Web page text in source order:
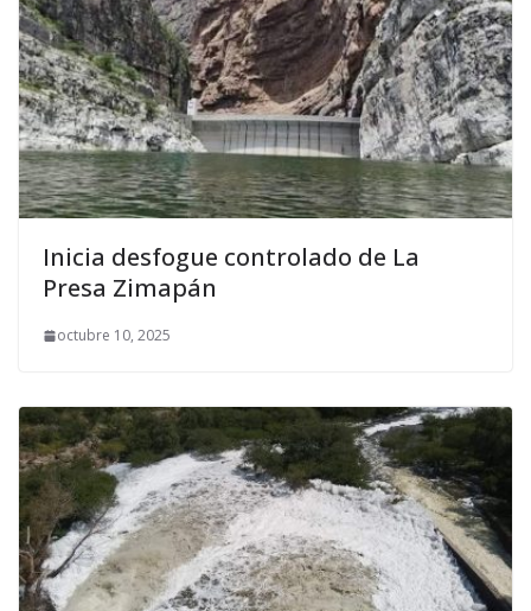
Inicia desfogue controlado de La
Presa Zimapán
octubre 10, 2025